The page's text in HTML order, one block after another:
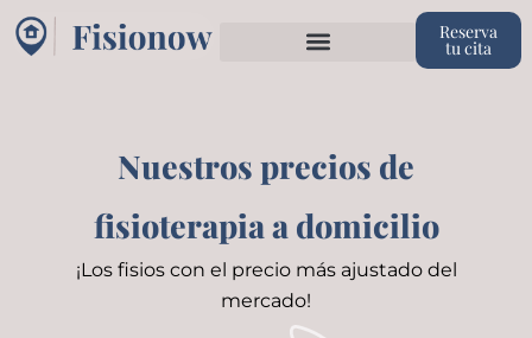
Reserva
tu cita
Nuestros precios de
fisioterapia a domicilio
¡Los fisios con el precio más ajustado del
mercado!